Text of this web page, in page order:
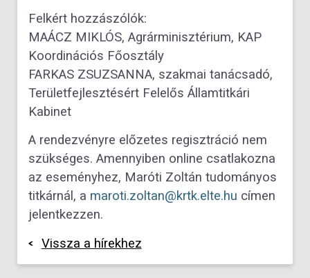
Felkért hozzászólók:
MAÁCZ MIKLÓS, Agrárminisztérium, KAP
Koordinációs Főosztály
FARKAS ZSUZSANNA, szakmai tanácsadó,
Területfejlesztésért Felelős Államtitkári
Kabinet
A rendezvényre előzetes regisztráció nem
szükséges. Amennyiben online csatlakozna
az eseményhez, Maróti Zoltán tudományos
titkárnál, a maroti.zoltan@krtk.elte.hu címen
jelentkezzen.
Vissza a hírekhez